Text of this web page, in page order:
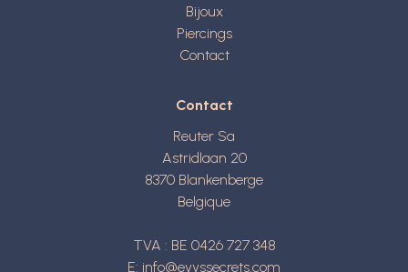
Bijoux
Piercings
Contact
Contact
Reuter Sa
Astridlaan 20
8370 Blankenberge
Belgique
TVA : BE 0426 727 348
E: info@evyssecrets.com